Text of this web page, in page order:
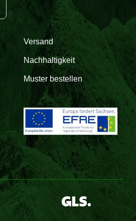
Versand
Nachhaltigkeit
Muster bestellen